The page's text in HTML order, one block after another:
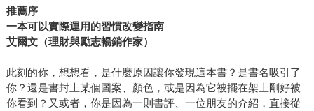
推薦序
一本可以實際運用的習慣改變指南
艾爾文（理財與勵志暢銷作家）
此刻的你，想想看，是什麼原因讓你發現這本書？是書名吸引了
你？還是書封上某個圖案、顏色，或是因為它被擺在架上剛好被
你看到？又或者，你是因為一則書評、一位朋友的介紹，直接從